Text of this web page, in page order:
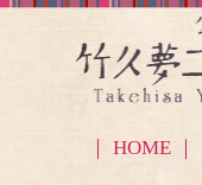
｜ HOME ｜